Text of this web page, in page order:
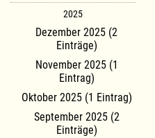
2025
Dezember 2025 (2
Einträge)
November 2025 (1
Eintrag)
Oktober 2025 (1 Eintrag)
September 2025 (2
Einträge)